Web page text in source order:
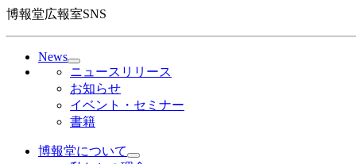
博報堂広報室SNS
News
ニュースリリース
お知らせ
イベント・セミナー
書籍
博報堂について